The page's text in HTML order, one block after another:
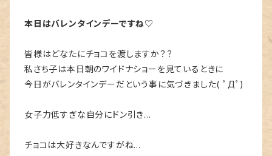
本日はバレンタインデーですね♡
皆様はどなたにチョコを渡しますか？？
私さち子は本日朝のワイドナショーを見ているときに
今日がバレンタインデーだという事に気づきました( ﾟДﾟ)
女子力低すぎな自分にドン引き…
チョコは大好きなんですがね…